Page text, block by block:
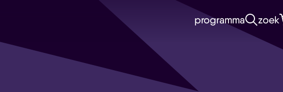
programma zoek